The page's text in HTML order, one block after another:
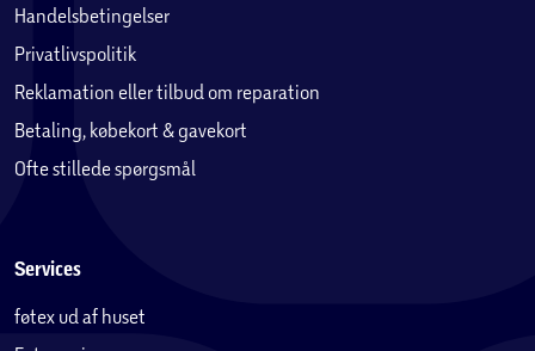
Handelsbetingelser
Privatlivspolitik
Reklamation eller tilbud om reparation
Betaling, købekort & gavekort
Ofte stillede spørgsmål
Services
føtex ud af huset